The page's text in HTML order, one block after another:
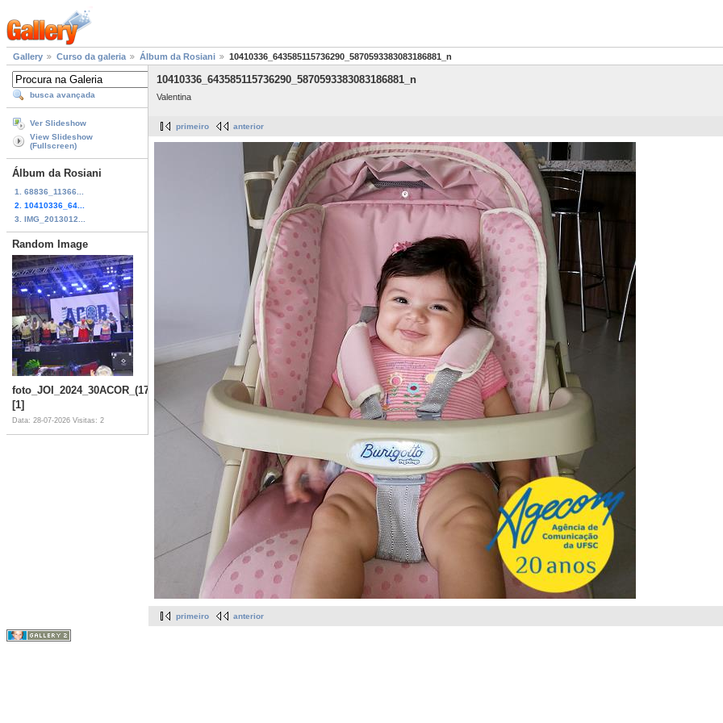
Gallery Curso da galeria Álbum da Rosiani 10410336_643585115736290_5870593383083186881_n
busca avançada
Ver Slideshow
View Slideshow
(Fullscreen)
Álbum da Rosiani
1. 68836_11366...
2. 10410336_64...
3. IMG_2013012...
Random Image
foto_JOI_2024_30ACOR_(1711)
[1]
Data: 28-07-2026 Visitas: 2
10410336_643585115736290_5870593383083186881_n
Valentina
primeiro anterior
primeiro anterior